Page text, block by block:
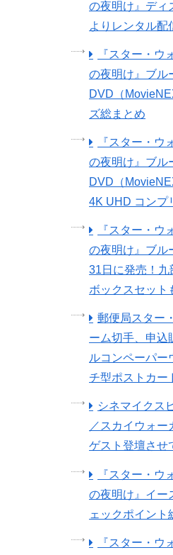
の夜明け』ディ
よりレンタル配
『スター・ウ
の夜明け』ブル
DVD（
ズ総まとめ
『スター・ウ
の夜明け』ブル
DVD（
4K UHD コンプ
『スター・ウ
の夜明け』ブル
31日に発売！九
ボックスセット
郵便局スター
ーム切手、申込
ルコンペーパー
チ型ポストカー
シネマイクス
／スカイウォー
ゲスト登壇させ
『スター・ウ
の夜明け』イー
ェックポイント
『スター・ウ